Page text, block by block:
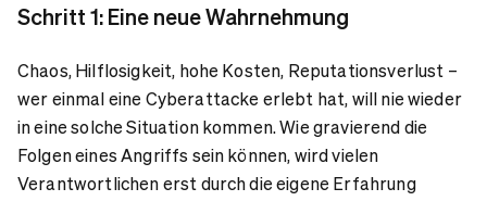
Schritt 1: Eine neue Wahrnehmung
Chaos, Hilflosigkeit, hohe Kosten, Reputationsverlust –
wer einmal eine Cyberattacke erlebt hat, will nie wieder
in eine solche Situation kommen. Wie gravierend die
Folgen eines Angriffs sein können, wird vielen
Verantwortlichen erst durch die eigene Erfahrung